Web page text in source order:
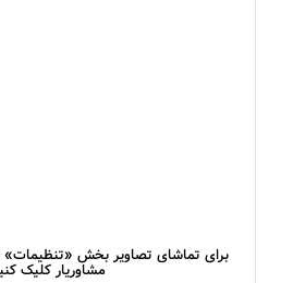
برای تماشای تصاویر بخش «تنظیمات»
مشاوریار کلیک